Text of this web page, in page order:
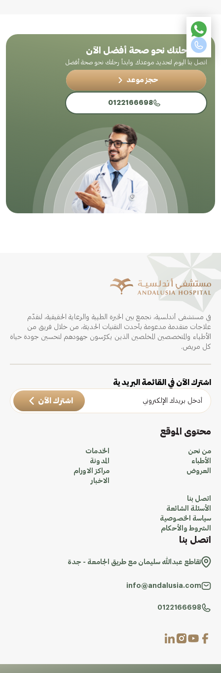
ابدأ رحلتك نحو صحة أفضل الآن
اتصل بنا اليوم لتحديد موعدك وابدأ رحلتك نحو صحة أفضل
حجز موعد
0122166698
في مستشفى أندلسية، نجمع بين الخبرة الطبية والرعاية الحقيقية، لنقدّم
علاجات متقدمة مدعومة بأحدث التقنيات الحديثة، من خلال فريق من
الأطباء والمتخصصين المخلصين الذين يكرّسون جهودهم لتحسين جودة حياة
كل مريض.
اشترك الآن في القائمة البريدية
اشترك الآن
محتوى الموقع
من نحن
الأطباء
العروض
الخدمات
المدونة
مراكز الاورام
الاخبار
اتصل بنا
الأسئلة الشائعة
سياسة الخصوصية
الشروط والأحكام
اتصل بنا
تقاطع عبدالله سليمان مع طريق الجامعة - جدة
info@andalusia.com
0122166698